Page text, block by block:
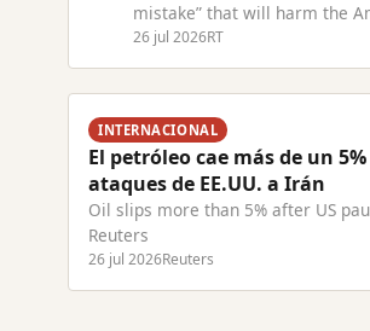
mistake” that will harm the
President Lula has warned.
26 jul 2026RT
INTERNACIONAL
El petróleo cae más de un
ataques de EE.UU. a Irán
Oil slips more than 5% after US
Reuters
26 jul 2026Reuters